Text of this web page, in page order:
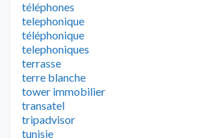
téléphones
telephonique
téléphonique
telephoniques
terrasse
terre blanche
tower immobilier
transatel
tripadvisor
tunisie